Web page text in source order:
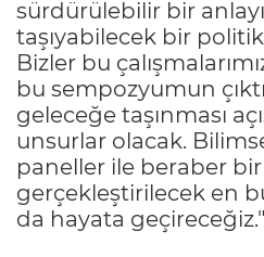
sürdürülebilir bir
taşıyabilecek bir
Bizler bu
bu sempozyumun
geleceğe taşınması
unsurlar olacak.
paneller ile beraber
gerçekleştirilecek en
da hayata geçireceğiz."